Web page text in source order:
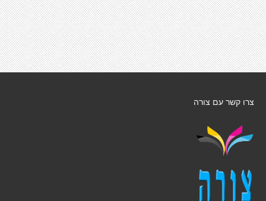
צרו קשר עם צורה